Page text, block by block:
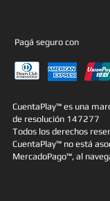
Pagá seguro con
CuentaPlay™ es una
de resolución 147277
Todos los derechos
CuentaPlay™ no está
MercadoPago™, al